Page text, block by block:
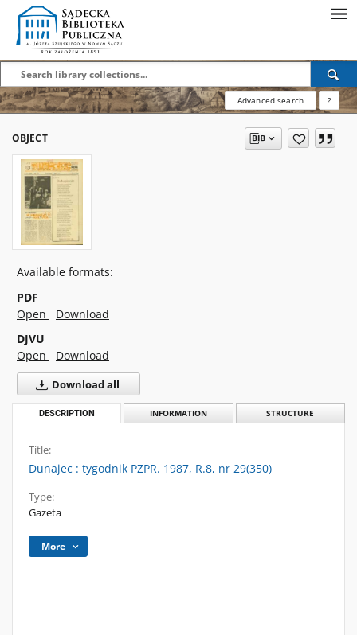
Advanced search ?
OBJECT
Available formats:
PDF
Open
Download
DJVU
Open
Download
Download all
DESCRIPTION INFORMATION STRUCTURE
Title:
Dunajec : tygodnik PZPR. 1987, R.8, nr 29(350)
Type:
Gazeta
More